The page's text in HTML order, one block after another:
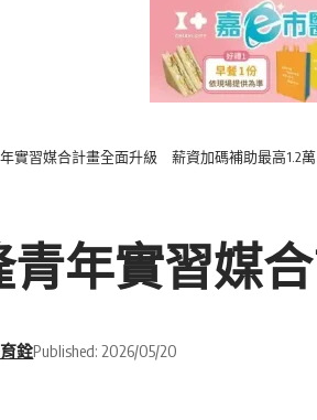
實習媒合計畫全面升級 薪資加碼補助最高1.2萬
青年實習媒
銓Published: 2026/05/20